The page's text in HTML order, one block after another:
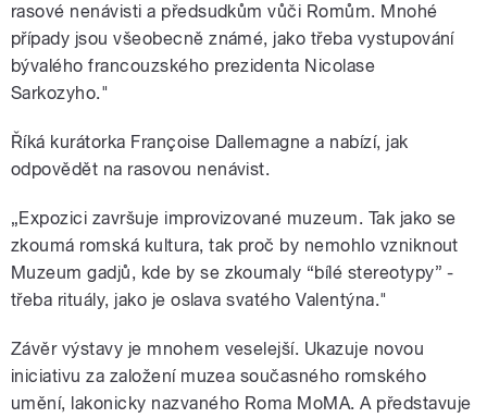
rasové nenávisti a předsudkům vůči Romům. Mnohé
případy jsou všeobecně známé, jako třeba vystupování
bývalého francouzského prezidenta Nicolase
Sarkozyho."
Říká kurátorka Françoise Dallemagne a nabízí, jak
odpovědět na rasovou nenávist.
„Expozici završuje improvizované muzeum. Tak jako se
zkoumá romská kultura, tak proč by nemohlo vzniknout
Muzeum gadjů, kde by se zkoumaly “bílé stereotypy” -
třeba rituály, jako je oslava svatého Valentýna."
Závěr výstavy je mnohem veselejší. Ukazuje novou
iniciativu za založení muzea současného romského
umění, lakonicky nazvaného Roma MoMA. A představuje